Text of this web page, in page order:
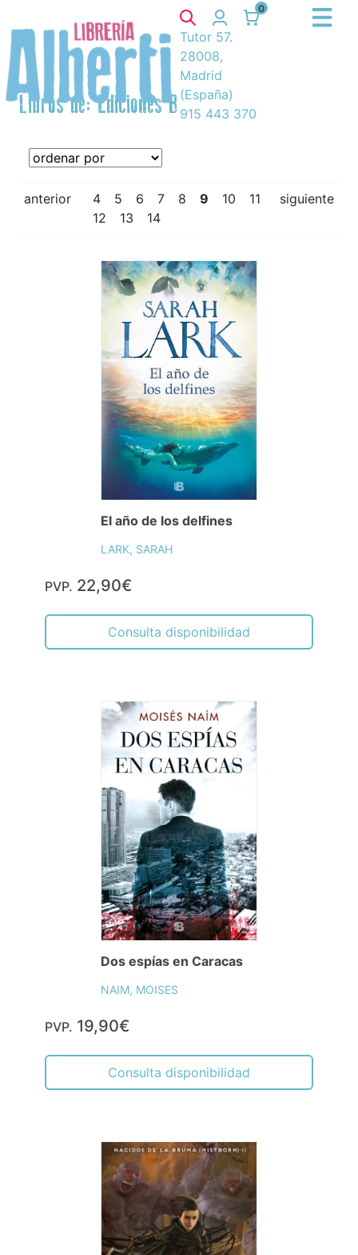
0
Tutor 57.
28008,
Madrid
(España)
915 443 370
Libros de: Ediciones B
anterior 4 5 6 7 8 9 10
11
12
13 14
siguiente
El año de los delfines
LARK, SARAH
PVP. 22,90€
Consulta disponibilidad
Dos espías en Caracas
NAIM, MOISES
PVP. 19,90€
Consulta disponibilidad